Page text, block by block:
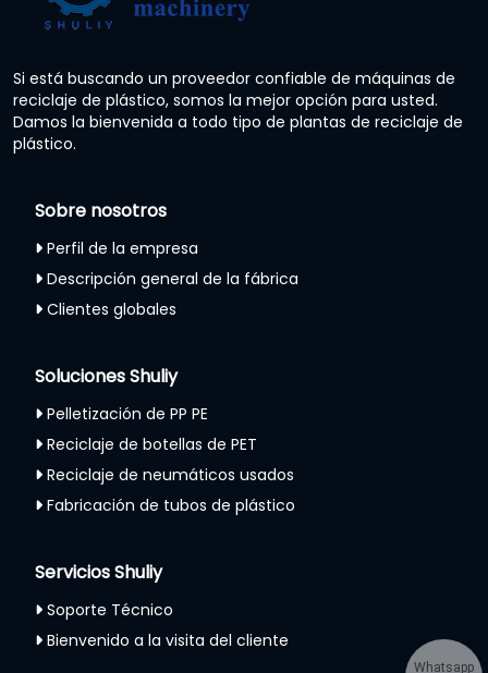
Si está buscando un proveedor confiable de máquinas de
reciclaje de plástico, somos la mejor opción para usted.
Damos la bienvenida a todo tipo de plantas de reciclaje de
plástico.
Sobre nosotros
Perfil de la empresa
Descripción general de la fábrica
Clientes globales
Soluciones Shuliy
Pelletización de PP PE
Reciclaje de botellas de PET
Reciclaje de neumáticos usados
Fabricación de tubos de plástico
Servicios Shuliy
Soporte Técnico
Bienvenido a la visita del cliente
Whatsapp